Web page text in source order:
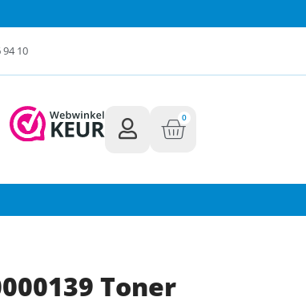
94 10
0
Toner